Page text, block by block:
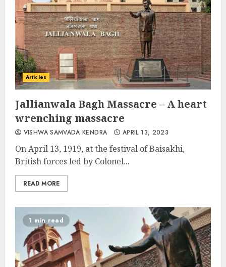
Articles
Jallianwala Bagh Massacre – A heart
wrenching massacre
VISHWA SAMVADA KENDRA APRIL 13, 2023
On April 13, 1919, at the festival of Baisakhi,
British forces led by Colonel...
READ MORE
1 min read